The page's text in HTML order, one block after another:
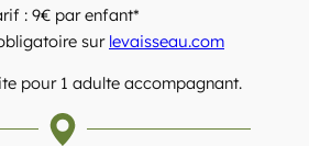
: 9€ par enfant*
sur levaisseau.com
pour 1 adulte accompagnant.